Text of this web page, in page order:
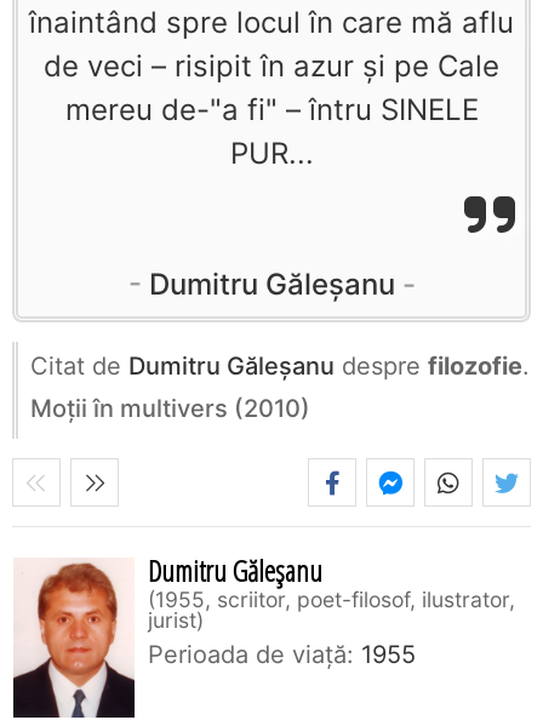
înaintând spre locul în care mă aflu
de veci – risipit în azur şi pe Cale
mereu de-"a fi" – întru SINELE
PUR...
Dumitru Găleşanu
Citat de Dumitru Găleşanu despre filozofie.
Moții în multivers (2010)
Dumitru Găleşanu
1955, scriitor, poet-filosof, ilustrator,
jurist
Perioada de viaţă: 1955